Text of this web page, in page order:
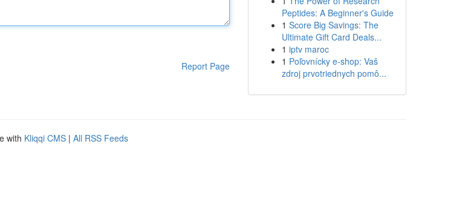
Report Page
Peptides: A Beginner's Guide
1 Score Big Savings: The
Ultimate Gift Card Deals...
1 iptv maroc
1 Poľovnícky e-shop: Vaš
zdroj prvotriednych pomô...
with Kliqqi CMS | All RSS Feeds